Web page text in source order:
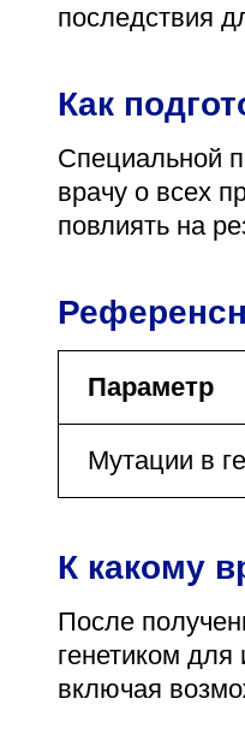
последствия
Как
Специальной
врачу о всех
повлиять на
Параметр
Мутации в
К какому
После
генетиком
включая